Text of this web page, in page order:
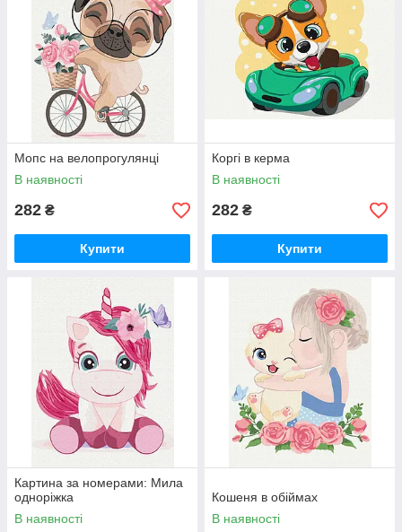
Мопс на велопрогулянці
В наявності
282 ₴
Купити
Коргі в керма
В наявності
282 ₴
Купити
Картина за номерами: Мила
одноріжка
В наявності
Кошеня в обіймах
В наявності